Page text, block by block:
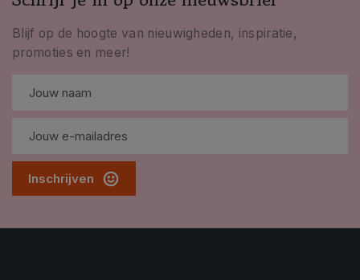
Blijf op de hoogte van nieuwigheden, inspiratie,
promoties en meer!
Inschrijven